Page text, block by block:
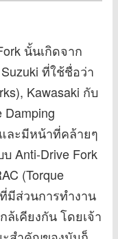
นั้นเกิดจาก
ที่ใช้ชื่อว่า
Kawasaki กับ
Damping
ละมีหน้าที่คล้ายๆ
Anti-Drive Fork
(Torque
มีส่วนการทำงาน
เคียงกัน โดยเจ้า